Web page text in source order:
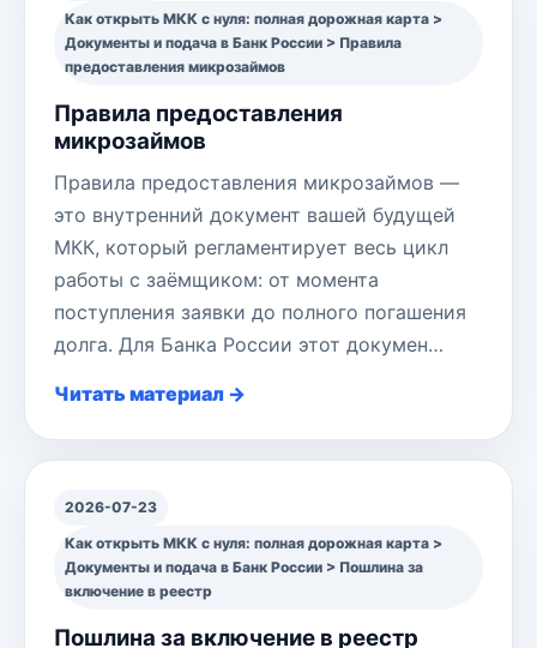
Как открыть МКК с нуля: полная дорожная карта >
Документы и подача в Банк России > Правила
предоставления микрозаймов
Правила предоставления
микрозаймов
Правила предоставления микрозаймов —
это внутренний документ вашей будущей
МКК, который регламентирует весь цикл
работы с заёмщиком: от момента
поступления заявки до полного погашения
долга. Для Банка России этот докумен…
Читать материал →
2026-07-23
Как открыть МКК с нуля: полная дорожная карта >
Документы и подача в Банк России > Пошлина за
включение в реестр
Пошлина за включение в реестр